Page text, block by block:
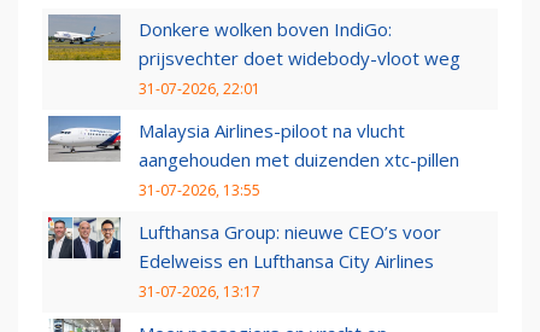
Donkere wolken boven IndiGo:
prijsvechter doet widebody-vloot weg
31-07-2026, 22:01
Malaysia Airlines-piloot na vlucht
aangehouden met duizenden xtc-pillen
31-07-2026, 13:55
Lufthansa Group: nieuwe CEO’s voor
Edelweiss en Lufthansa City Airlines
31-07-2026, 13:17